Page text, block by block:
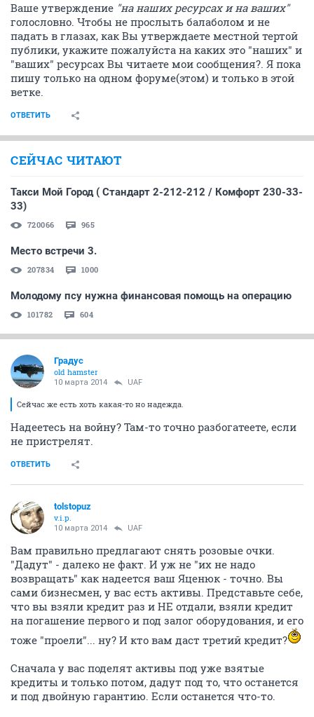
Ваше утверждение "на наших ресурсах и на ваших"
голословно. Чтобы не прослыть балаболом и не
падать в глазах, как Вы утверждаете местной тертой
публики, укажите пожалуйста на каких это "наших" и
"ваших" ресурсах Вы читаете мои сообщения?. Я пока
пишу только на одном форуме(этом) и только в этой
ветке.
ОТВЕТИТЬ
СЕЙЧАС ЧИТАЮТ
Такси Мой Город ( Стандарт 2-212-212 / Комфорт 230-33-
33)
720066 965
Место встречи 3.
207834 1000
Молодому псу нужна финансовая помощь на операцию
101782 604
Градус
old hamster
10 марта 2014 UAF
Сейчас же есть хоть какая-то но надежда.
Надеетесь на войну? Там-то точно разбогатеете, если
не пристрелят.
ОТВЕТИТЬ
tolstopuz
v.i.p.
10 марта 2014 UAF
Вам правильно предлагают снять розовые очки.
"Дадут" - далеко не факт. И уж не "их не надо
возвращать" как надеется ваш Яценюк - точно. Вы
сами бизнесмен, у вас есть активы. Представьте себе,
что вы взяли кредит раз и НЕ отдали, взяли кредит
на погашение первого и под залог оборудования, и его
тоже "проели"... ну? И кто вам даст третий кредит?
Сначала у вас поделят активы под уже взятые
кредиты и только потом, дадут под то, что останется
и под двойную гарантию. Если останется что-то.